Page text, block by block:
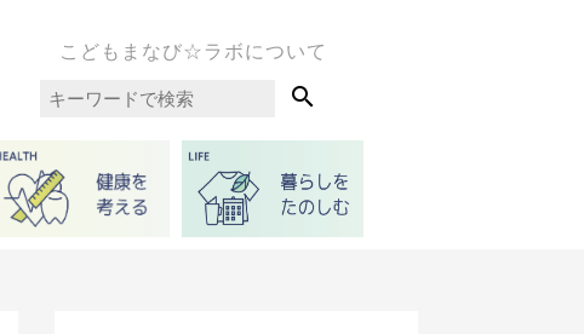
こどもまなび☆ラボについて
